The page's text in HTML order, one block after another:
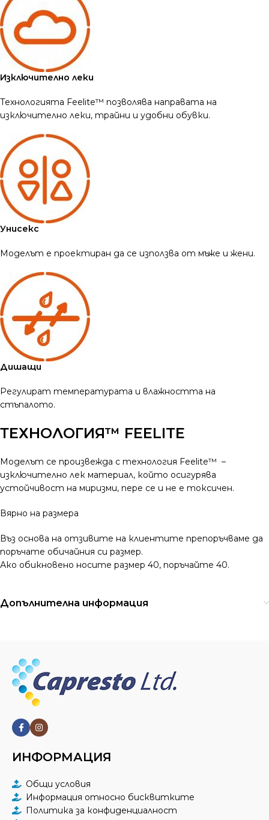
Изключително леки
Технологията Feelite™ позволява направата на
изключително леки, трайни и удобни обувки.
Унисекс
Моделът е проектиран да се използва от мъже и жени.
Дишащи
Регулират температурата и влажността на
стъпалото.
ТЕХНОЛОГИЯ™ FEELITE
Моделът се произвежда с технология Feelite™ –
изключително лек материал, който осигурява
устойчивост на миризми, пере се и не е токсичен.
Вярно на размера
Въз основа на отзивите на клиентите препоръчваме да
поръчате обичайния си размер.
Ако обикновено носите размер 40, поръчайте 40.
Допълнителна информация
ИНФОРМАЦИЯ
Общи условия
Информация относно бисквитките
Политика за конфиденциалност